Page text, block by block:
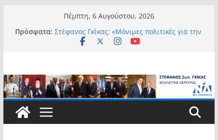
περιεχόμενο
Πέμπτη, 6 Αυγούστου, 2026
Πρόσφατα: Στέφανος Γκίκας: «Μόνιμες πολιτικές για την
αυτονομία, την αξιοπρέπεια και την ισότιμη
Στέφανος Γκίκας:
Στέφανος Γκίκας: «Η πρωτοβουλία “Smart
Island – Gov Access Booth” ενισχύει την
ισότιμη πρόσβαση των νησιωτών μας στις